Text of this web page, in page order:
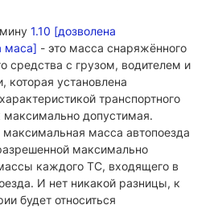
1.10 [дозволена
маса] - это масса снаряжённого
средства с грузом, водителем и
которая установлена
транспортного
максимально допустимая.
масса автопоезда
максимально
каждого ТС, входящего в
И нет никакой разницы, к
будет относиться